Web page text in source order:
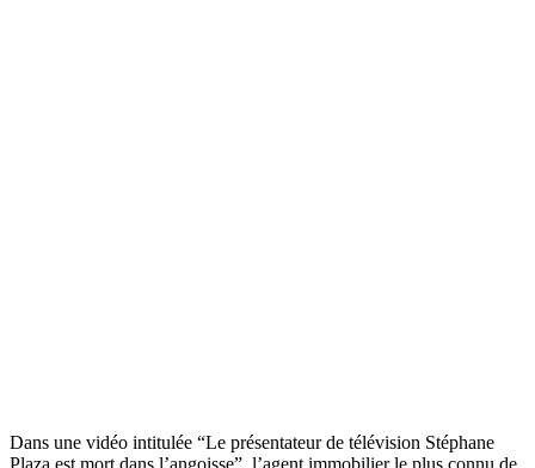
Dans une vidéo intitulée “Le présentateur de télévision Stéphane